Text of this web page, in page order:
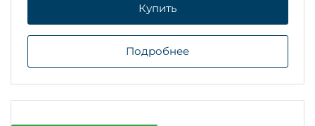
Купить
Подробнее